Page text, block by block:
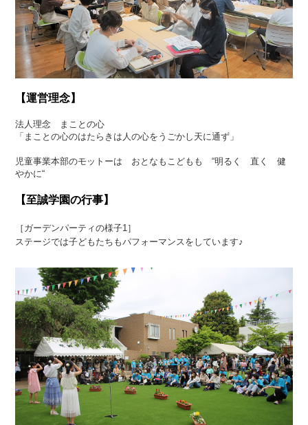
【運営理念】
法人理念 まことの心
「まことの心のはたらきは人の心をうごかし天に通ず」
児童事業本部のモットーは おとなもこどもも “明るく 直く 健
やかに“
【至誠学園の行事】
［ガーデンパーティの様子1］
ステージでは子どもたちもパフォーマンスをしています♪